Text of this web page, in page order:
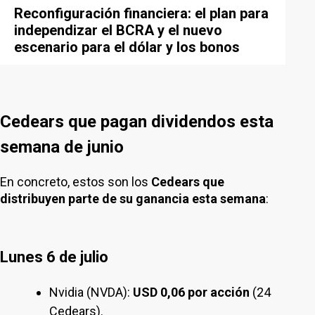
Reconfiguración financiera: el plan para
independizar el BCRA y el nuevo
escenario para el dólar y los bonos
Cedears que pagan dividendos esta
semana de junio
En concreto, estos son los Cedears que
distribuyen parte de su ganancia esta semana:
Lunes 6 de julio
Nvidia (NVDA): USD 0,06 por acción (24
Cedears).